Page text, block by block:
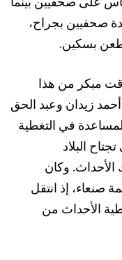
صحفيين بجراح،
بسكين.
مبكر من هذا
زيدان وعبد الحق
في التغطية
البلاد
الأحداث. وكان
صنعاء، إذ انتقل
الأحداث من